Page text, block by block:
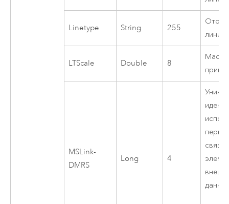
Linetype String 255
линий
LTScale Double 8
MSLink-
DMRS
Long 4
связи